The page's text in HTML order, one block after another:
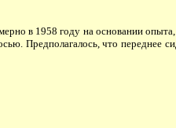
в 1958 году на основании опыта,
что переднее